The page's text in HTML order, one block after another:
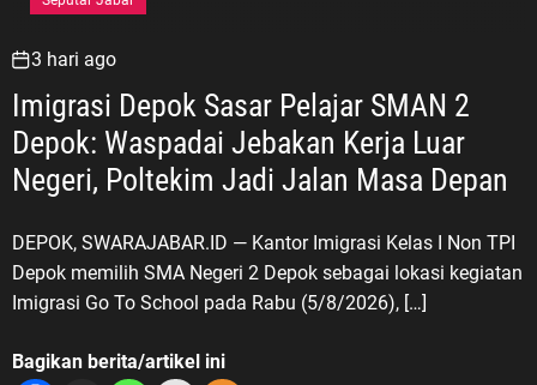
3 hari ago
Imigrasi Depok Sasar Pelajar SMAN 2
Depok: Waspadai Jebakan Kerja Luar
DEPOK, SWARAJABAR.ID — Kantor Imigrasi Kelas I Non TPI
Depok memilih SMA Negeri 2 Depok sebagai lokasi kegiatan
Imigrasi Go To School pada Rabu (5/8/2026), […]
Bagikan berita/artikel ini